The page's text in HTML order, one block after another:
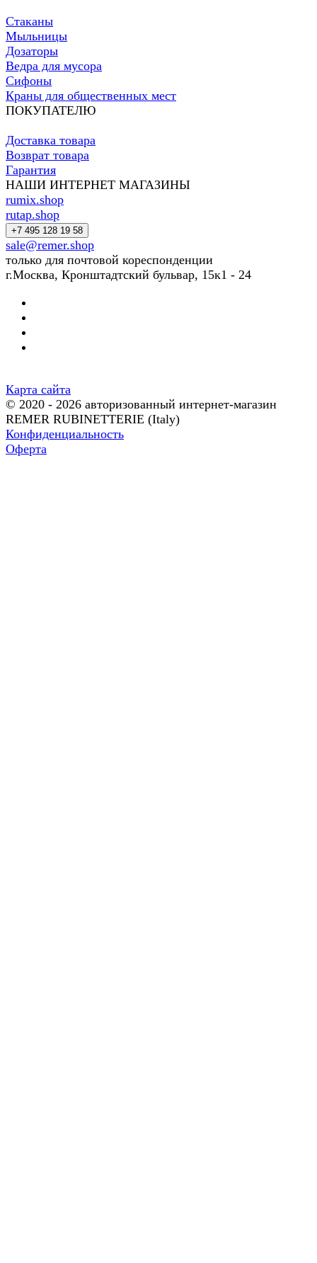
Стаканы
Мыльницы
Дозаторы
Ведра для мусора
Сифоны
Краны для общественных мест
ПОКУПАТЕЛЮ
Доставка товара
Возврат товара
Гарантия
НАШИ ИНТЕРНЕТ МАГАЗИНЫ
rumix.shop
rutap.shop
+7 495 128 19 58
sale@remer.shop
только для почтовой кореспонденции
г.Москва, Кронштадтский бульвар, 15к1 - 24
Карта сайта
© 2020 - 2026 авторизованный интернет-магазин
REMER RUBINETTERIE (Italy)
Конфиденциальность
Оферта